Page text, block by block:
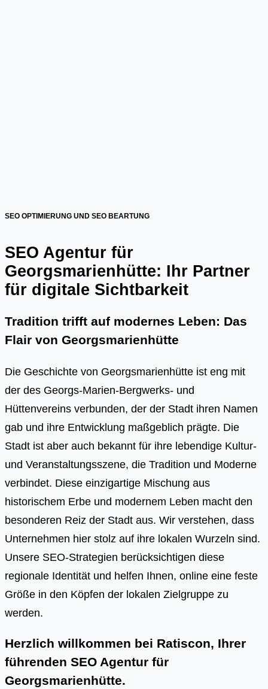
SEO OPTIMIERUNG UND SEO BEARTUNG
SEO Agentur für
Georgsmarienhütte: Ihr Partner
für digitale Sichtbarkeit
Tradition trifft auf modernes Leben: Das
Flair von Georgsmarienhütte
Die Geschichte von Georgsmarienhütte ist eng mit
der des Georgs-Marien-Bergwerks- und
Hüttenvereins verbunden, der der Stadt ihren Namen
gab und ihre Entwicklung maßgeblich prägte. Die
Stadt ist aber auch bekannt für ihre lebendige Kultur-
und Veranstaltungsszene, die Tradition und Moderne
verbindet. Diese einzigartige Mischung aus
historischem Erbe und modernem Leben macht den
besonderen Reiz der Stadt aus. Wir verstehen, dass
Unternehmen hier stolz auf ihre lokalen Wurzeln sind.
Unsere SEO-Strategien berücksichtigen diese
regionale Identität und helfen Ihnen, online eine feste
Größe in den Köpfen der lokalen Zielgruppe zu
werden.
Herzlich willkommen bei Ratiscon, Ihrer
führenden SEO Agentur für
Georgsmarienhütte.